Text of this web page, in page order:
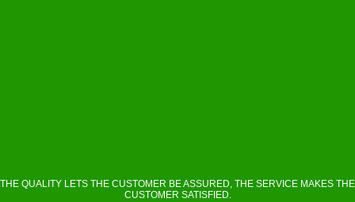
THE QUALITY LETS THE CUSTOMER BE ASSURED, THE SERVICE MAKES THE
CUSTOMER SATISFIED.